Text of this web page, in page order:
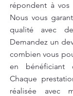
répondent à vos
Nous vous
qualité avec
Demandez un
combien vous
en
Chaque
réalisée avec